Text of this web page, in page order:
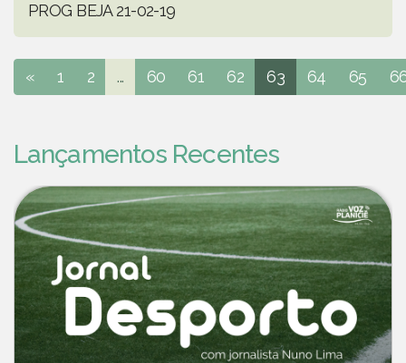
PROG BEJA 21-02-19
« 1 2 ... 60 61 62 63 64 65
Lançamentos Recentes